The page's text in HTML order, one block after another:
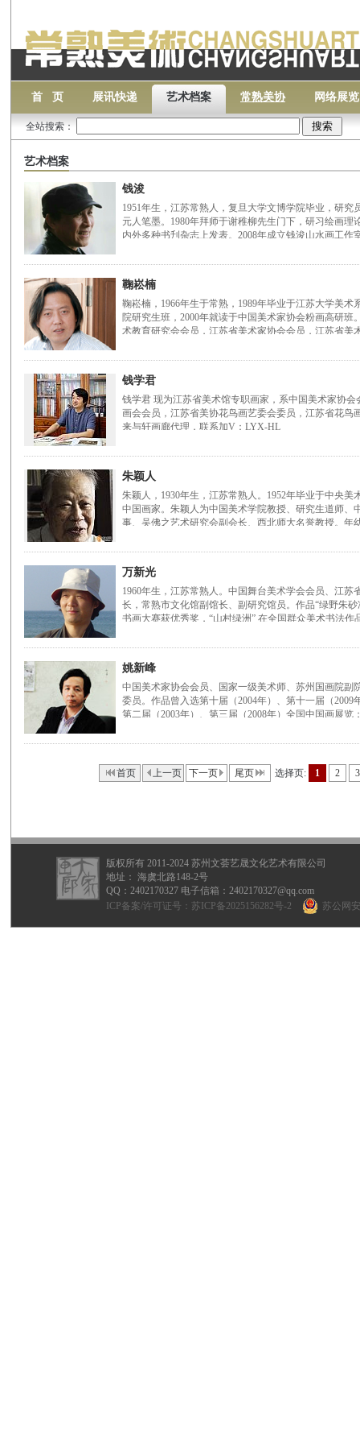
首 页 展讯快递 艺术档案 常熟美协 网络展览
全站搜索：
艺术档案
钱浚
1951年生，江苏常熟人，复旦大学文博学院毕业，研
元人笔墨。1980年拜师于谢稚柳先生门下，研习绘画
内外多种书刋杂志上发表。2008年成立钱浚山水画工
鞠崧楠
鞠崧楠，1966年生于常熟，1989年毕业于江苏大学美术
院研究生班，2000年就读于中国美术家协会粉画高研
术教育研究会会员，江苏省美术家协会会员，江苏省美
钱学君
钱学君 现为江苏省美术馆专职画家，系中国美术家协
画会会员，江苏省美协花鸟画艺委会委员，江苏省花鸟
来与轩画廊代理，联系加V：LYX-HL
朱颖人
朱颖人，1930年生，江苏常熟人。1952年毕业于中央
中国画家。朱颖人为中国美术学院教授、研究生道师、
事、吴佛之艺术研究会副会长、西北师大名誉教授。
万新光
1960年生，江苏常熟人。中国舞台美术学会会员、江
长，常熟市文化馆副馆长、副研究馆员。作品“绿野朱
书画大赛获优秀奖，“山村绿洲” 在全国群众美术书法
姚新峰
中国美术家协会会员、国家一级美术师、苏州国画院副
委员。作品曾入选第十届（2004年）、第十一届（
第二届（2003年）、第三届（2008年）全国中国画展
首页 上一页 下一页 尾页 选择页: 1 2 3
版权所有 2011-2024 苏州文荟艺晟文化艺术有限公司
地址： 海虞北路148-2号
QQ： 2402170327 电子信箱：2402170327@qq.com
ICP备案/许可证号： 苏ICP备2025156282号-2 苏公网